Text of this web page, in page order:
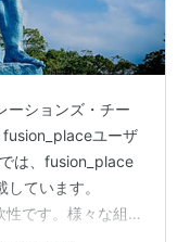
ーションズ・チー
fusion_placeユーザ
は、fusion_place
ています。
です。様々な組